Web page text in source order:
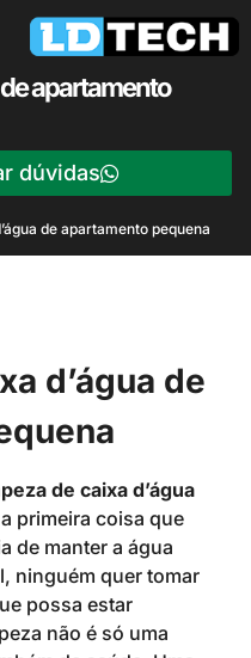
apartamento
dúvidas
de apartamento pequena
d’água de
de caixa d’água
primeira coisa que
de manter a água
ninguém quer tomar
possa estar
não é só uma